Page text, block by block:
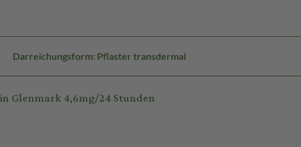
Darreichungsform: Pflaster transdermal
Glenmark 4,6mg/24 Stunden